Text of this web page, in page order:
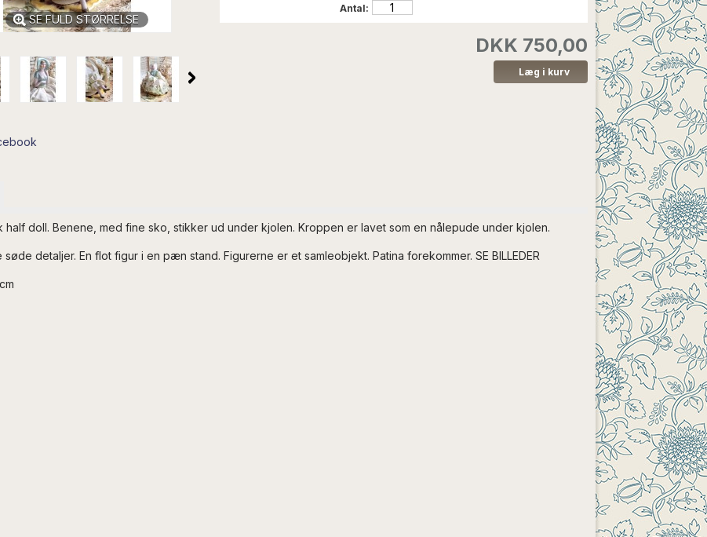
SE FULD STØRRELSE
Antal:
DKK 750,00
half doll. Benene, med fine sko, stikker ud under kjolen. Kroppen er lavet som en nålepude under kjolen.
søde detaljer. En flot figur i en pæn stand. Figurerne er et samleobjekt. Patina forekommer. SE BILLEDER